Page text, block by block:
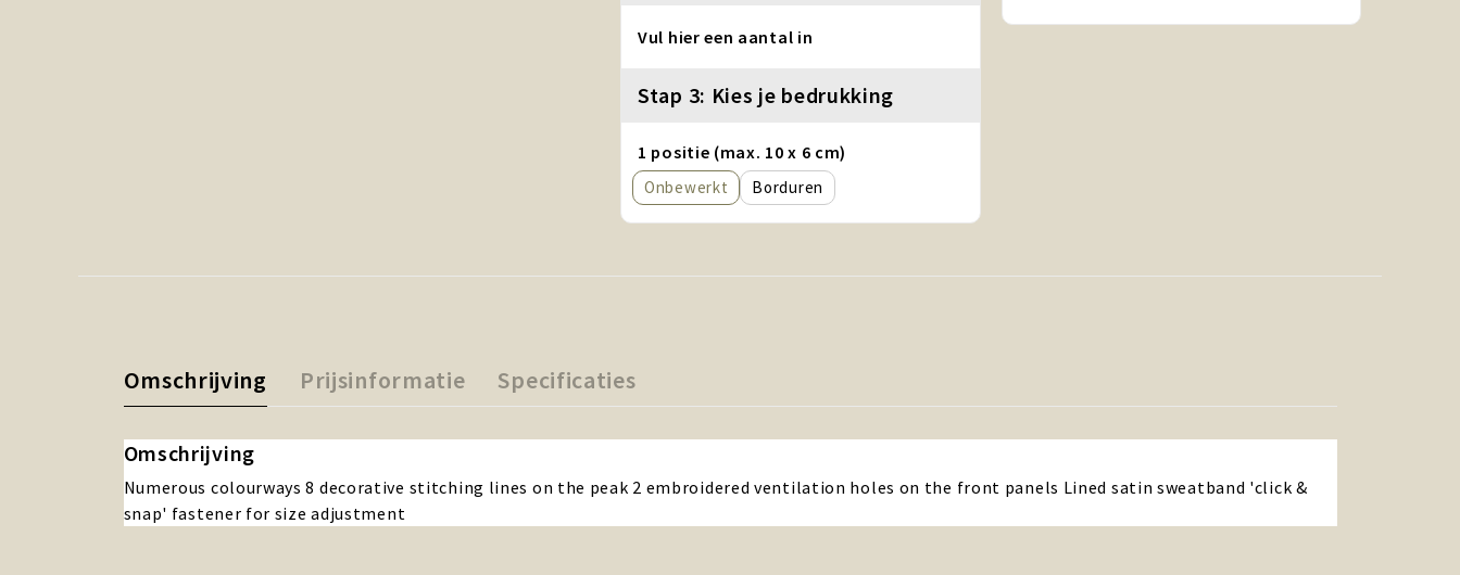
Vul hier een aantal in
Stap 3: Kies je bedrukking
1 positie (max. 10 x 6 cm)
Onbewerkt Borduren
Omschrijving Prijsinformatie Specificaties
Omschrijving
Numerous colourways 8 decorative stitching lines on the peak 2 embroidered ventilation holes on the front panels Lined satin sweatband 'click &
snap' fastener for size adjustment